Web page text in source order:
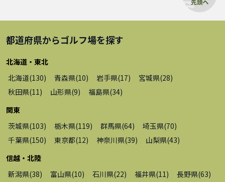
都道府県からゴルフ場を探す
北海道・東北
北海道(130) 青森県(10) 岩手県(17) 宮城県(28)
秋田県(11) 山形県(9) 福島県(34)
関東
茨城県(103) 栃木県(119) 群馬県(64) 埼玉県(70)
千葉県(150) 東京都(12) 神奈川県(39) 山梨県(43)
信越・北陸
新潟県(38) 富山県(10) 石川県(22) 福井県(11) 長野県(63)